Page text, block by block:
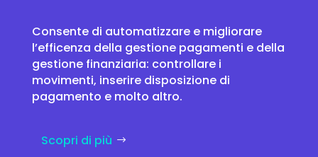
Consente di automatizzare e migliorare
l’efficenza della gestione pagamenti e della
gestione finanziaria: controllare i
movimenti, inserire disposizione di
pagamento e molto altro.
Scopri di più